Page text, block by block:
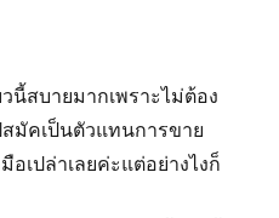
นี้สบายมากเพราะไม่ต้อง
มัคเป็นตัวแทนการขาย
อเปล่าเลยค่ะแต่อย่างไงก็